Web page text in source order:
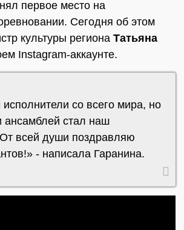
первое место на
Сегодня об этом
культуры региона Татьяна
Instagram-аккаунте.
со всего мира, но
ансамблей стал наш
всей души поздравляю
- написала Гаранина.